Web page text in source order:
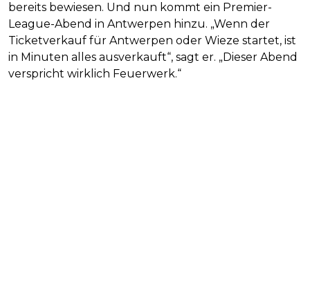
bereits bewiesen. Und nun kommt ein Premier-
League-Abend in Antwerpen hinzu. „Wenn der
Ticketverkauf für Antwerpen oder Wieze startet, ist
in Minuten alles ausverkauft“, sagt er. „Dieser Abend
verspricht wirklich Feuerwerk.“